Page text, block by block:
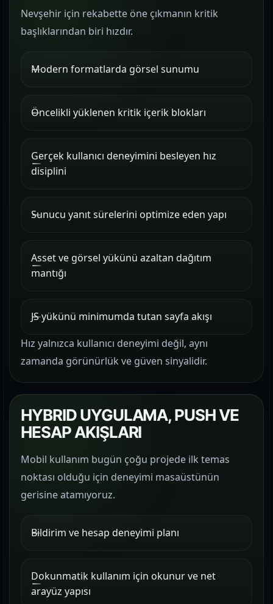
Nevşehir için rekabette öne çıkmanın kritik
başlıklarından biri hızdır.
Modern formatlarda görsel sunumu
Öncelikli yüklenen kritik içerik blokları
Gerçek kullanıcı deneyimini besleyen hız
disiplini
Sunucu yanıt sürelerini optimize eden yapı
Asset ve görsel yükünü azaltan dağıtım
mantığı
JS yükünü minimumda tutan sayfa akışı
Hız yalnızca kullanıcı deneyimi değil, aynı
zamanda görünürlük ve güven sinyalidir.
HYBRID UYGULAMA, PUSH VE
HESAP AKIŞLARI
Mobil kullanım bugün çoğu projede ilk temas
noktası olduğu için deneyimi masaüstünün
gerisine atamıyoruz.
Bildirim ve hesap deneyimi planı
Dokunmatik kullanım için okunur ve net
arayüz yapısı